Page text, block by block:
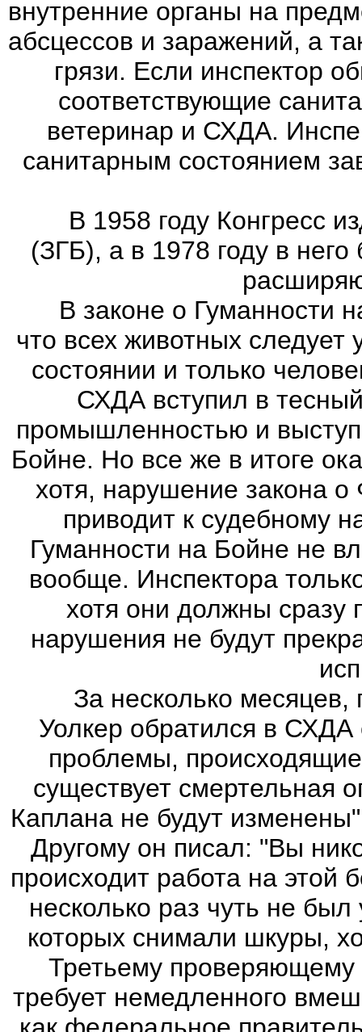
внутренние органы на
абсцессов и заражений, а
грязи. Если инспектор
соответствующие
ветеринар и СХДА.
санитарным состоянием
В 1958 году Конгресс
(ЗГБ), а в 1978 году в
В законе о Гуманности
что всех животных следует
состоянии и только
СХДА вступил в тесный
промышленностью и
Бойне. Но все же в итоге
хотя, нарушение закона
приводит к судебному
Гуманности на Бойне не
вообще. Инспектора
хотя они должны сразу
нарушения не будут
За несколько месяцев,
Уолкер обратился в
проблемы,
существует смертельная
Каплана не будут
Другому он писал: "Вы
происходит работа на этой
несколько раз чуть не
которых снимали шкуры,
Третьему проверяющему
требует немедленного